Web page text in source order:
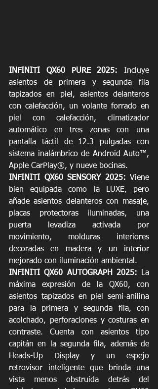
INFINITI QX60 PURE 2025: Incluye
asientos de primera y segunda fila
tapizados en piel, asientos delanteros
con calefacción, un volante forrado en
piel con calefacción, climatizador
automático en tres zonas con una
pantalla táctil de 12.3 pulgadas con
sistema inalámbrico de Android Auto™,
Apple CarPlay®, y nueve bocinas.
INFINITI QX60 SENSORY 2025: Viene
bien equipada como la LUXE, pero
añade asientos delanteros con masaje,
placas protectoras iluminadas, una
puerta levadiza activada por
movimiento, molduras interiores
decoradas en madera y un interior
mejorado con iluminación ambiental.
INFINITI QX60 AUTOGRAPH 2025: La
máxima expresión de la QX60, con
asientos tapizados en piel semi-anilina
para la primera y segunda fila, con
acolchado, perforaciones y costuras en
contraste. Cuenta con asientos tipo
capitán en la segunda fila, además de
Heads-Up Display y un espejo
retrovisor inteligente que brinda una
vista menos obstruida detrás del